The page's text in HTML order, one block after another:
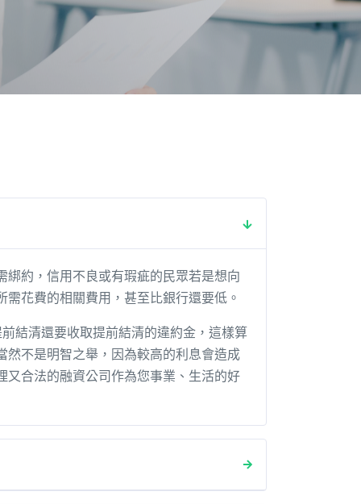
約，信用不良或有瑕疵的民眾若是想向
花費的相關費用，甚至比銀行還要低。
結清還要收取提前結清的違約金，這樣算
然不是明智之舉，因為較高的利息會造成
又合法的融資公司作為您事業、生活的好